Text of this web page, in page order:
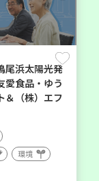
尾浜太陽光発
愛食品・ゆう
＆（株）エフ
環境